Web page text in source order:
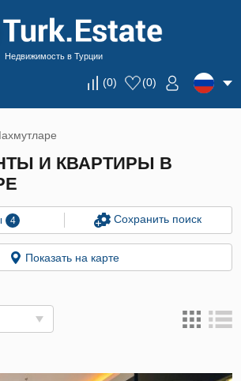
Недвижимость в Турции
(0) (0)
И КВАРТИРЫ В
4 Сохранить поиск
Показать на карте